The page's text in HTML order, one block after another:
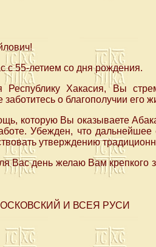
с 55-летием со дня рождения.
Республику Хакасия, Вы
заботитесь о благополучии его
которую Вы оказываете
Убежден, что дальнейшее
утверждению
Вас день желаю Вам крепкого
И ВСЕЯ РУСИ